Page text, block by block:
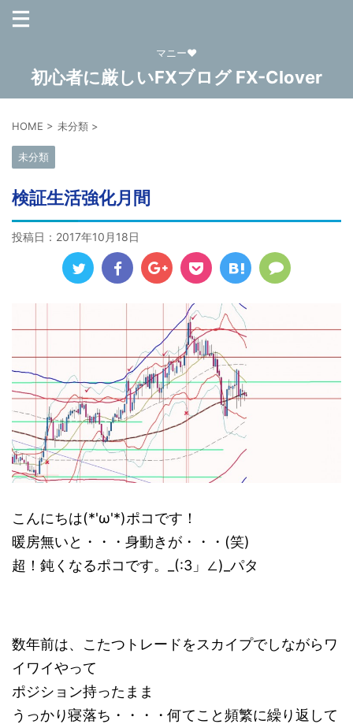
マニー❤
初心者に厳しいFXブログ FX-Clover
HOME > 未分類 >
未分類
検証生活強化月間
投稿日： 2017年10月18日
こんにちは(*'ω'*)ポコです！
暖房無いと・・・身動きが・・・(笑)
超！鈍くなるポコです。_(:3」∠)_パタ
数年前は、こたつトレードをスカイプでしながらワ
イワイやって
ポジション持ったまま
うっかり寝落ち・・・・何てこと頻繁に繰り返して